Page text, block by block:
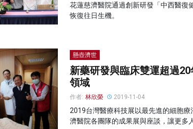
花蓮慈濟醫院通過創新研發「中西醫復
恢復往日生機。
懸壺濟世
新藥研發與臨床雙運超過
領域
作者: 林欣榮 2019-11-04
2019台灣醫療科技展以最先進的細胞
濟醫院各團隊的成果展與座談，讓更多